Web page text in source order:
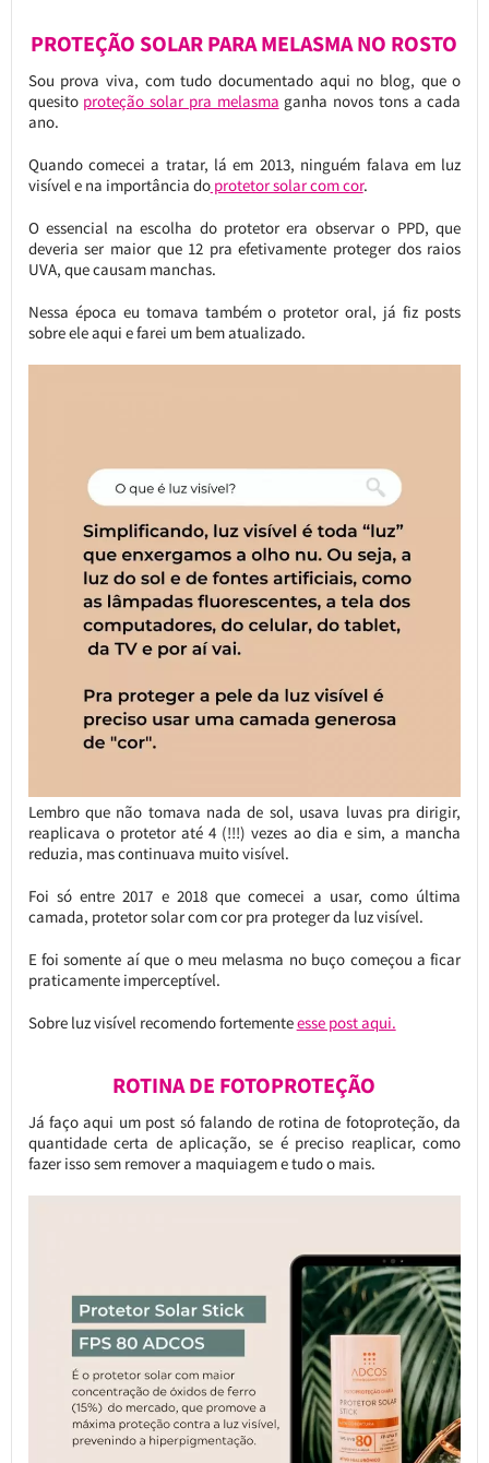
PROTEÇÃO SOLAR PARA MELASMA NO ROSTO
Sou prova viva, com tudo documentado aqui no blog, que o
quesito proteção solar pra melasma ganha novos tons a cada
ano.
Quando comecei a tratar, lá em 2013, ninguém falava em luz
visível e na importância doprotetor solar com cor.
O essencial na escolha do protetor era observar o PPD, que
deveria ser maior que 12 pra efetivamente proteger dos raios
UVA, que causam manchas.
Nessa época eu tomava também o protetor oral, já fiz posts
sobre ele aqui e farei um bem atualizado.
Lembro que não tomava nada de sol, usava luvas pra dirigir,
reaplicava o protetor até 4 (!!!) vezes ao dia e sim, a mancha
reduzia, mas continuava muito visível.
Foi só entre 2017 e 2018 que comecei a usar, como última
camada, protetor solar com cor pra proteger da luz visível.
E foi somente aí que o meu melasma no buço começou a ficar
praticamente imperceptível.
Sobre luz visível recomendo fortementeesse post aqui.
ROTINA DE FOTOPROTEÇÃO
Já faço aqui um post só falando de rotina de fotoproteção, da
quantidade certa de aplicação, se é preciso reaplicar, como
fazer isso sem remover a maquiagem e tudo o mais.